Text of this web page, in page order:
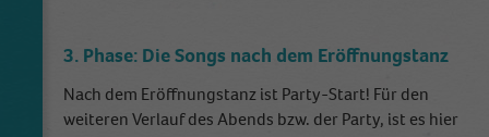
3. Phase: Die Songs nach dem Eröffnungstanz
Nach dem Eröffnungstanz ist Party-Start! Für den
weiteren Verlauf des Abends bzw. der Party, ist es hier
Laufzeit 2 Jahre
This cookie is installed by Google Analytics.
The cookie is used to calculate visitor,